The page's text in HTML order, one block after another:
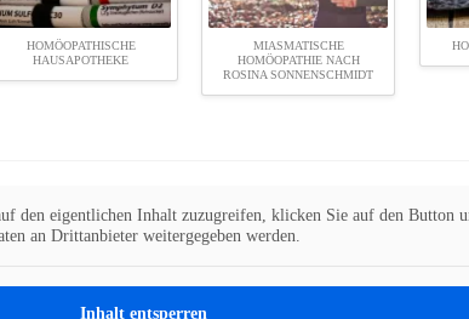
HOMÖOPATHISCHE
HAUSAPOTHEKE
MIASMATISCHE
HOMÖOPATHIE NACH
ROSINA SONNENSCHMIDT
den eigentlichen Inhalt zuzugreifen, klicken Sie auf den Button
an Drittanbieter weitergegeben werden.
Inhalt entsperren